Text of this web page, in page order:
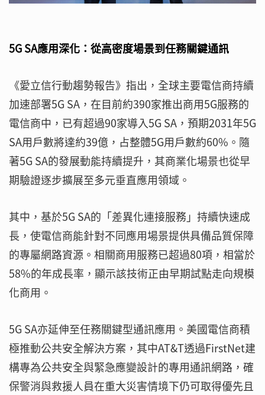
5G SA應用深化：從高密度場景到任務關鍵通訊
《愛立信行動趨勢報告》指出，全球主要電信商持續
加速部署5G SA，在目前約390家推出商用5G服務的
電信商中，已有超過90家導入5G SA，預期2031年5G
SA用戶數將達約39億，占整體5G用戶數約60%。隨
著5G SA的發展動能持續提升，其商業化場景也從早
期驗證逐步擴展至多元垂直應用領域。
其中，基於5G SA的「差異化連接服務」持續快速成
長，使電信商能針對不同應用場景提供具備品質保障
的專屬網路資源。相關商用服務已超過80項，相當於
58%的年成長率，顯示該技術正由早期試點走向規模
化商用。
5G SA亦延伸至任務關鍵型通訊應用。美國電信商積
極推動公共安全解決方案，其中AT&T透過FirstNet建
構專為公共安全與緊急應變設計的專用通訊網路，確
保警消與救援人員在重大災害情境下仍可取得優先且